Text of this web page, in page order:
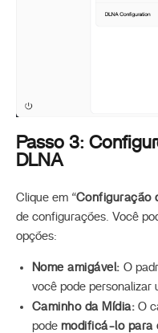
Passo 3:
DLNA
Clique em “Configuração
de configurações. Você
opções:
Nome amigável: O
você pode personalizar
Caminho da Mídia: O
pode modificá-lo para